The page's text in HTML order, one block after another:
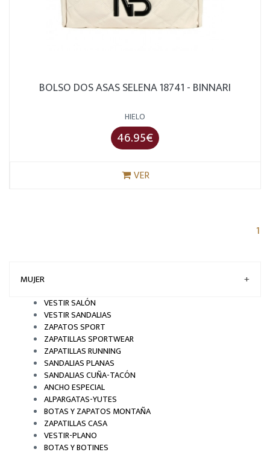
BOLSO DOS ASAS SELENA 18741 - BINNARI
HIELO
46.95€
VER
1
MUJER +
VESTIR SALÓN
VESTIR SANDALIAS
ZAPATOS SPORT
ZAPATILLAS SPORTWEAR
ZAPATILLAS RUNNING
SANDALIAS PLANAS
SANDALIAS CUÑA-TACÓN
ANCHO ESPECIAL
ALPARGATAS-YUTES
BOTAS Y ZAPATOS MONTAÑA
ZAPATILLAS CASA
VESTIR-PLANO
BOTAS Y BOTINES